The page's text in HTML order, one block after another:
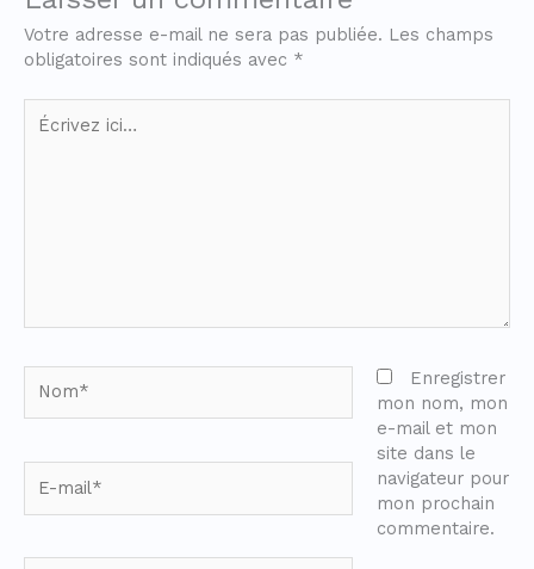
Votre adresse e-mail ne sera pas publiée. Les champs
obligatoires sont indiqués avec *
Écrivez
ici…
mail*
Enregistrer
mon nom, mon
e-mail et mon
site dans le
navigateur pour
mon prochain
commentaire.